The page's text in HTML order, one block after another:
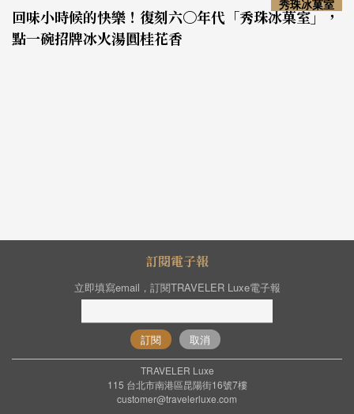
回味小時候的快樂！復刻六〇年代「秀珠冰菓室」，
點一碗招牌冰火湯圓桂花香
秀珠冰菓室
訂閱電子報
立即填寫email，訂閱TRAVELER Luxe電子報
訂閱 取消
TRAVELER Luxe
115 台北市南港區昆陽街16號7樓
customer@travelerluxe.com